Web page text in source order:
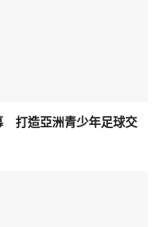
打造亞洲青少年足球交